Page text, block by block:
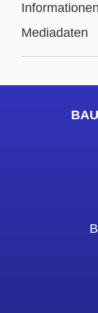
Mediadaten